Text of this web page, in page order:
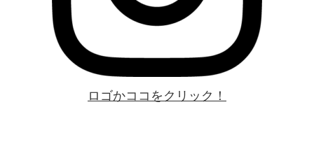
ロゴかココをクリック！